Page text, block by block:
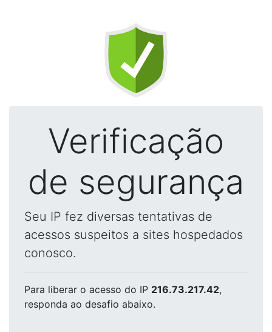
Verificação
de segurança
Seu IP fez diversas tentativas de
acessos suspeitos a sites hospedados
conosco.
Para liberar o acesso do IP 216.73.217.42,
responda ao desafio abaixo.